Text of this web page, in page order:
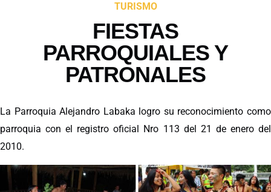
TURISMO
FIESTAS
PARROQUIALES Y
PATRONALES
La Parroquia Alejandro Labaka logro su reconocimiento como
parroquia con el registro oficial Nro 113 del 21 de enero del
2010.